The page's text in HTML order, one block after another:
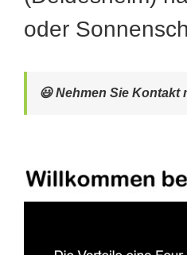
oder
😃 Nehmen Sie Kontakt